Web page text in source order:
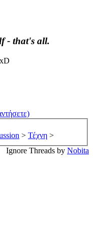
- that's all.
> Τέχνη >
Ignore Threads by Nobita